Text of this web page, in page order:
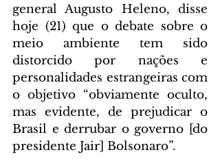
general Augusto Heleno, disse
hoje (21) que o debate sobre o
meio ambiente tem sido
distorcido por nações e
personalidades estrangeiras com
o objetivo “obviamente oculto,
mas evidente, de prejudicar o
Brasil e derrubar o governo [do
presidente Jair] Bolsonaro”.